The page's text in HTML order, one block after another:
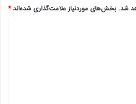
شد. بخش‌های موردنیاز علامت‌گذاری شده‌اند*